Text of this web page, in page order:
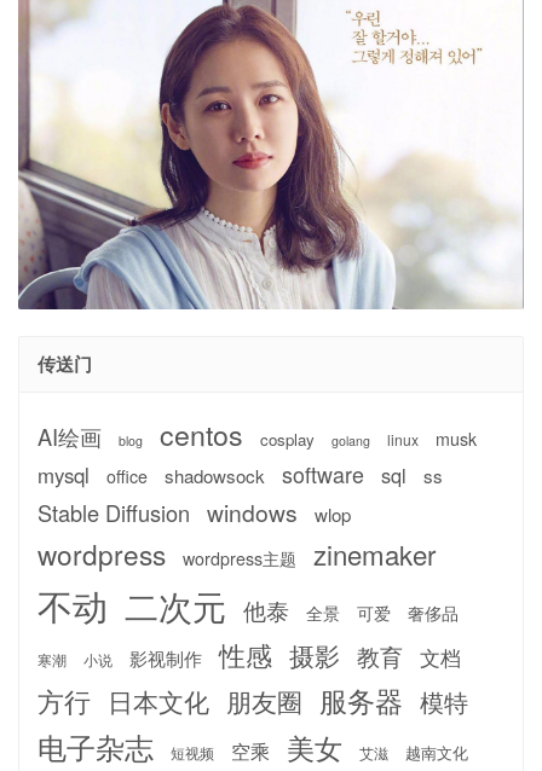
传送门
AI绘画 blog centos cosplay golang linux musk
mysql office shadowsock software sql ss
Stable Diffusion windows wlop
wordpress wordpress主题 zinemaker
不动 二次元 他泰 全景 可爱 奢侈品
寒潮 小说 影视制作 性感 摄影 教育 文档
方行 日本文化 朋友圈 服务器 模特
电子杂志 短视频 空乘 美女 艾滋 越南文化